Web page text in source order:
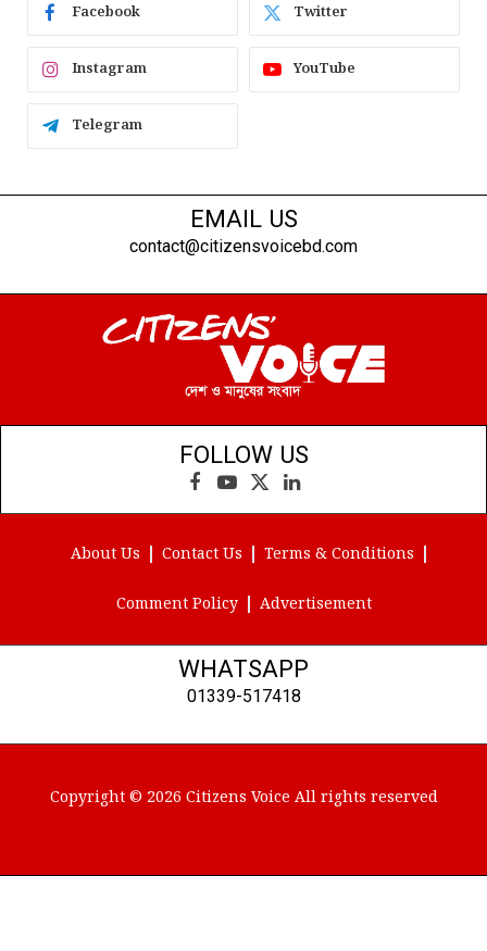
Facebook Twitter
Instagram YouTube
Telegram
EMAIL US
contact@citizensvoicebd.com
FOLLOW US
Facebook
YouTube
X
(Twitter)
LinkedIn
About Us Contact Us Terms & Conditions
Comment Policy Advertisement
WHATSAPP
01339-517418
Copyright © 2026 Citizens Voice All rights reserved